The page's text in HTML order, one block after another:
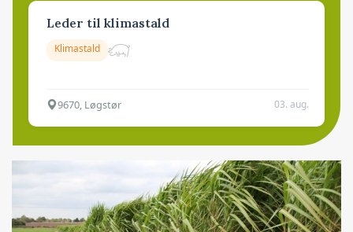
Leder til klimastald
Klimastald
9670, Løgstør 03. aug.